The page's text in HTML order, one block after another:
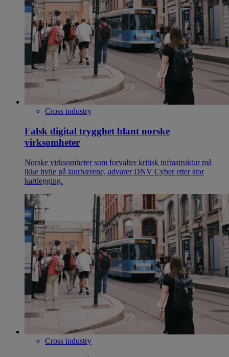
Cross industry
Falsk digital trygghet blant norske
virksomheter
Norske virksomheter som forvalter kritisk infrastruktur må
ikke hvile på laurbærene, advarer DNV Cyber etter stor
kartlegging.
Cross industry